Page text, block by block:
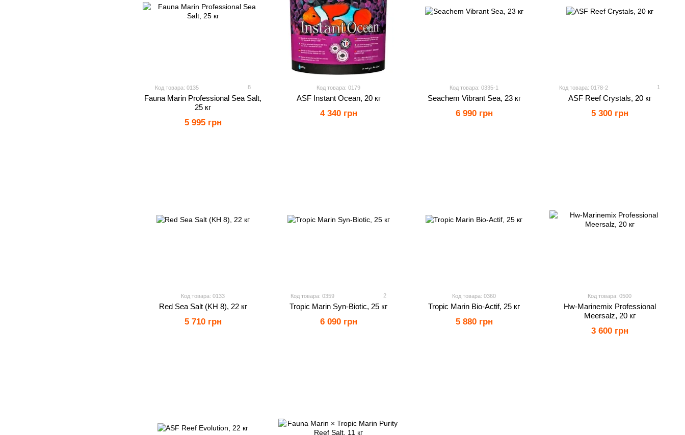
Код товара: 0135 8
Fauna Marin Professional Sea Salt,
25 кг
5 995 грн
Код товара: 0179
ASF Instant Ocean, 20 кг
4 340 грн
Код товара: 0335-1
Seachem Vibrant Sea, 23 кг
6 990 грн
Код товара: 0178-2 1
ASF Reef Crystals, 20 кг
5 300 грн
Код товара: 0133
Red Sea Salt (KH 8), 22 кг
5 710 грн
Код товара: 0359 2
Tropic Marin Syn-Biotic, 25 кг
6 090 грн
Код товара: 0360
Tropic Marin Bio-Actif, 25 кг
5 880 грн
Код товара: 0500
Hw-Marinemix Professional
Meersalz, 20 кг
3 600 грн